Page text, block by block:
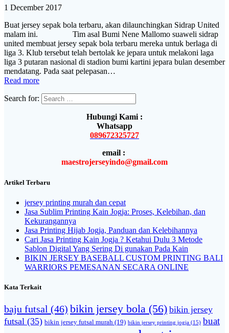
1 December 2017
Buat jersey sepak bola terbaru, akan dilaunchingkan Sidrap United
malam ini. Tim asal Bumi Nene Mallomo suaweli sidrap
united membuat jersey sepak bola terbaru mereka untuk berlaga di
liga 3. Klub tersebut telah bertolak ke jepara untuk melakoni laga
liga 3 putaran nasional di stadion bumi kartini jepara bulan desember
mendatang. Pada saat pelepasan…
Read more
Search for:
Hubungi Kami :
Whatsapp
089672325727
email :
maestrojerseyindo@gmail.com
Artikel Terbaru
jersey printing murah dan cepat
Jasa Sublim Printing Kain Jogja: Proses, Kelebihan, dan
Kekurangannya
Jasa Printing Hijab Jogja, Panduan dan Kelebihannya
Cari Jasa Printing Kain Jogja ? Ketahui Dulu 3 Metode
Sablon Digital Yang Sering Di gunakan Pada Kain
BIKIN JERSEY BASEBALL CUSTOM PRINTING BALI
WARRIORS PEMESANAN SECARA ONLINE
Kata Terkait
baju futsal (46) bikin jersey bola (56) bikin jersey
futsal (35) bikin jersey futsal murah (19) bikin jersey printing jogja (15) buat